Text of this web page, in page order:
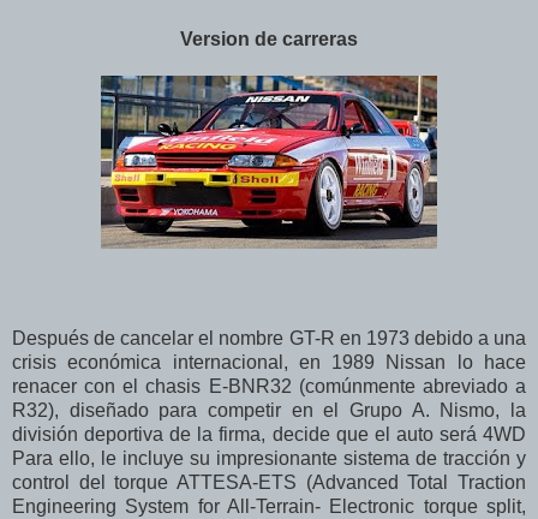
Version de carreras
Después de cancelar el nombre GT-R en 1973 debido a una
crisis económica internacional, en 1989 Nissan lo hace
renacer con el chasis E-BNR32 (comúnmente abreviado a
R32), diseñado para competir en el Grupo A. Nismo, la
división deportiva de la firma, decide que el auto será 4WD
Para ello, le incluye su impresionante sistema de tracción y
control del torque ATTESA-ETS (Advanced Total Traction
Engineering System for All-Terrain- Electronic torque split,